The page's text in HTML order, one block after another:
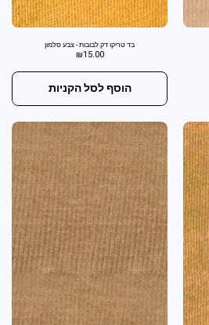
בד טריקו דק לבובות - צבע סלמון
₪15.00
הוסף לסל הקניות